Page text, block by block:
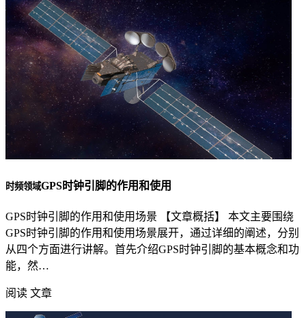
时频领域GPS时钟引脚的作用和使用
GPS时钟引脚的作用和使用场景 【文章概括】 本文主要围绕
GPS时钟引脚的作用和使用场景展开，通过详细的阐述，分别
从四个方面进行讲解。首先介绍GPS时钟引脚的基本概念和功
能，然…
阅读 文章